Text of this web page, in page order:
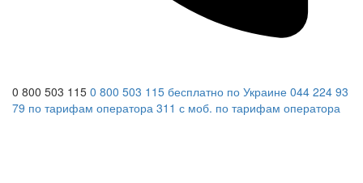
0 800 503 115 0 800 503 115 бесплатно по Украине 044 224 93
79 по тарифам оператора 311 с моб. по тарифам оператора